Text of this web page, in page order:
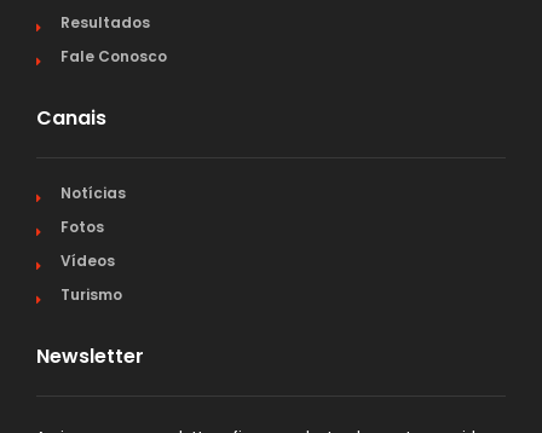
Resultados
Fale Conosco
Canais
Notícias
Fotos
Vídeos
Turismo
Newsletter